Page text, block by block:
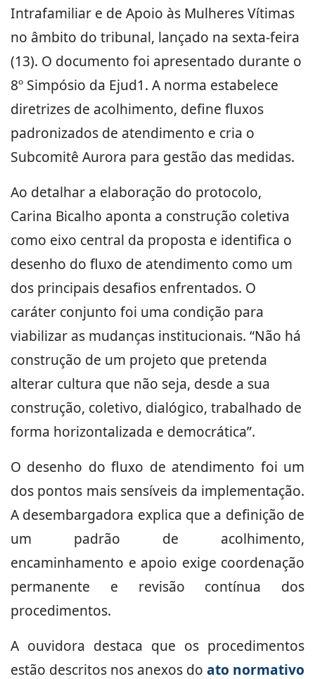
Intrafamiliar e de Apoio às Mulheres Vítimas
no âmbito do tribunal, lançado na sexta-feira
(13). O documento foi apresentado durante o
8º Simpósio da Ejud1. A norma estabelece
diretrizes de acolhimento, define fluxos
padronizados de atendimento e cria o
Subcomitê Aurora para gestão das medidas.
Ao detalhar a elaboração do protocolo,
Carina Bicalho aponta a construção coletiva
como eixo central da proposta e identifica o
desenho do fluxo de atendimento como um
dos principais desafios enfrentados. O
caráter conjunto foi uma condição para
viabilizar as mudanças institucionais. “Não há
construção de um projeto que pretenda
alterar cultura que não seja, desde a sua
construção, coletivo, dialógico, trabalhado de
forma horizontalizada e democrática”.
O desenho do fluxo de atendimento foi um
dos pontos mais sensíveis da implementação.
A desembargadora explica que a definição de
um padrão de acolhimento,
encaminhamento e apoio exige coordenação
permanente e revisão contínua dos
procedimentos.
A ouvidora destaca que os procedimentos
estão descritos nos anexos do ato normativo